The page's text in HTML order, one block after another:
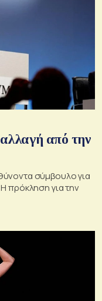
από την
σύμβουλο για
πρόκληση για την